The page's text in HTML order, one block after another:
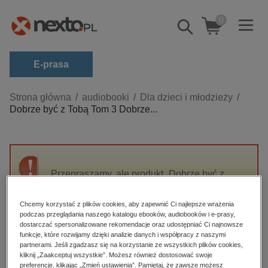
Pokaż/schowaj
wyszukiwarkę
0
E-prasa
Kategorie
Zobacz wszystkie E-prasa
budownictwo, aranżacja wnętrz
darmowe wydania
edukacja
hobby, sport, rozrywka
komputery, internet, technologie, informatyka
Strona główna audiobooki
Dla dzieci i młodzieży
Dobrze być z Tobą Tom 3 Dobrze...
Przepraszamy, ale produkt „Dobrze być z
High-contrast mode
Polecane
Chcemy korzystać z plików cookies, aby zapewnić Ci najlepsze wrażenia
podczas przeglądania naszego katalogu ebooków, audiobooków i e-prasy,
dostarczać spersonalizowane rekomendacje oraz udostępniać Ci najnowsze
funkcje, które rozwijamy dzięki analizie danych i współpracy z naszymi
partnerami. Jeśli zgadzasz się na korzystanie ze wszystkich plików cookies,
kliknij „Zaakceptuj wszystkie”. Możesz również dostosować swoje
preferencje, klikając „Zmień ustawienia”. Pamiętaj, że zawsze możesz